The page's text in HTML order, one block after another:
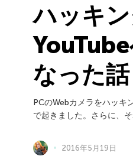
ハッキ
なった話
PCのWebカメラをハッキ
で起きました。さらに、
2016年5月19日